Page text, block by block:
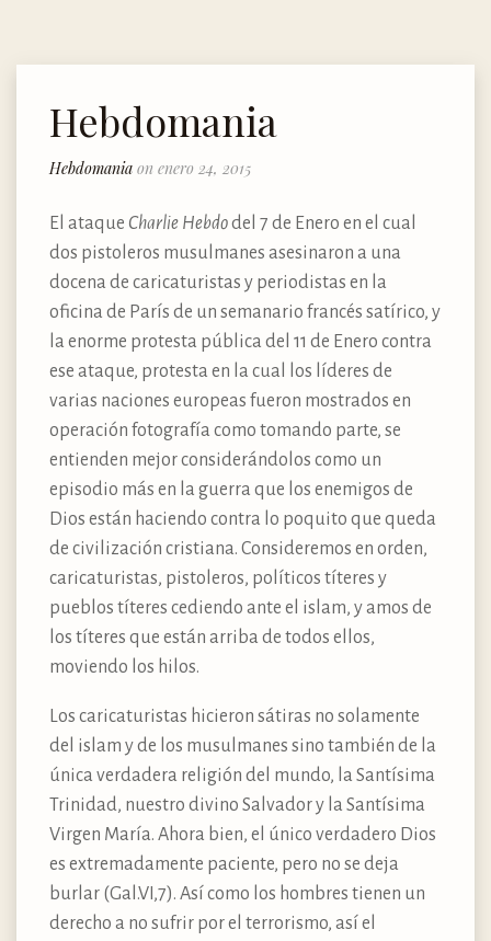
Hebdomania
Hebdomania on enero 24, 2015
El ataque Charlie Hebdodel 7 de Enero en el cual
dos pistoleros musulmanes asesinaron a una
docena de caricaturistas y periodistas en la
oficina de París de un semanario francés satírico, y
la enorme protesta pública del 11 de Enero contra
ese ataque, protesta en la cual los líderes de
varias naciones europeas fueron mostrados en
operación fotografía como tomando parte, se
entienden mejor considerándolos como un
episodio más en la guerra que los enemigos de
Dios están haciendo contra lo poquito que queda
de civilización cristiana. Consideremos en orden,
caricaturistas, pistoleros, políticos títeres y
pueblos títeres cediendo ante el islam, y amos de
los títeres que están arriba de todos ellos,
moviendo los hilos.
Los caricaturistas hicieron sátiras no solamente
del islam y de los musulmanes sino también de la
única verdadera religión del mundo, la Santísima
Trinidad, nuestro divino Salvador y la Santísima
Virgen María. Ahora bien, el único verdadero Dios
es extremadamente paciente, pero no se deja
burlar (Gal.VI,7). Así como los hombres tienen un
derecho a no sufrir por el terrorismo, así el